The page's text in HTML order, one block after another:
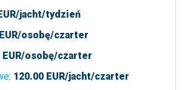
jacht/tydzień
EUR/osobę/czarter
EUR/osobę/czarter
: 120.00 EUR/jacht/czarter